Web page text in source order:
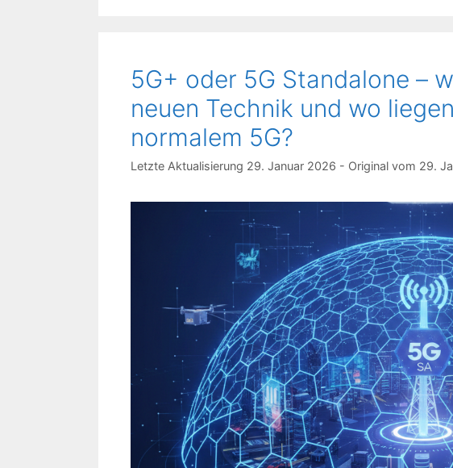
5G+ oder 5G Standalone –
neuen Technik und wo
normalem 5G?
29. Januar 2026 29.